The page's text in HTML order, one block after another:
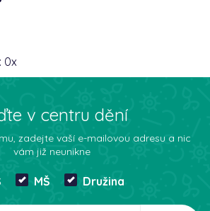
0x
v centru dění
zadejte vaší e-mailovou adresu a nic
vám již neunikne
MŠ Družina